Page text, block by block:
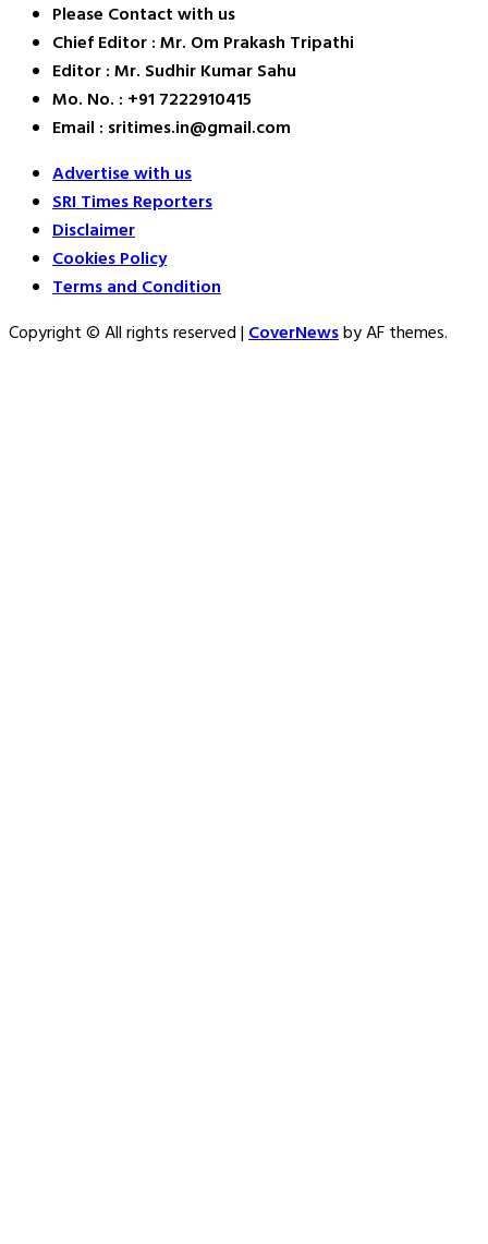
Please Contact with us
Chief Editor : Mr. Om Prakash Tripathi
Editor : Mr. Sudhir Kumar Sahu
Mo. No. : +91 7222910415
Email : sritimes.in@gmail.com
Advertise with us
SRI Times Reporters
Disclaimer
Cookies Policy
Terms and Condition
Copyright © All rights reserved|CoverNewsby AF themes.